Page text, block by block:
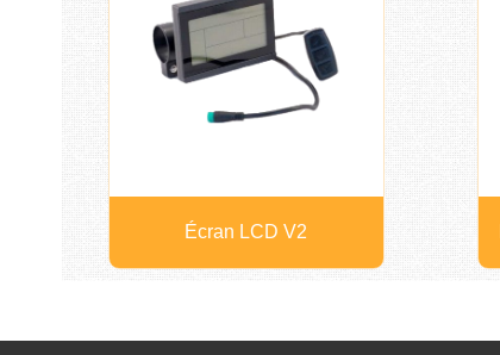
Écran LCD V2